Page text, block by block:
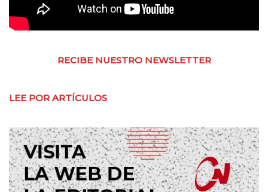
RECIBE NUESTRO NEWSLETTER
LEE POR ARTÍCULOS